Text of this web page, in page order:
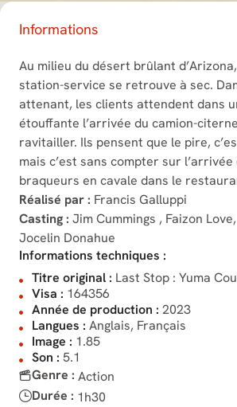
Informations
Au milieu du désert brûlant
station-service se retrouve à sec.
attenant, les clients attendent dans
étouffante l’arrivée du camion-
ravitailler. Ils pensent que le pire,
mais c’est sans compter sur l’arrivée
braqueurs en cavale dans le
Réalisé par : Francis Galluppi
Casting : Jim Cummings , Faizon Love,
Jocelin Donahue
Informations techniques :
Titre original : Last Stop : Yuma
Visa : 164356
Année de production : 2023
Langues : Anglais, Français
Image : 1.85
Son : 5.1
Genre : Action
Durée : 1h30